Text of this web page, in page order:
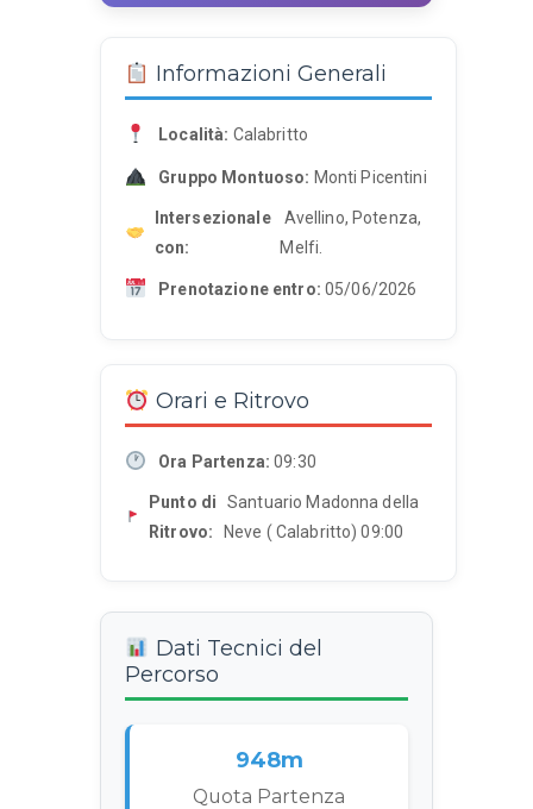
Informazioni Generali
Località: Calabritto
Gruppo Montuoso: Monti Picentini
Intersezionale
con:
Avellino, Potenza,
Melfi.
Prenotazione entro: 05/06/2026
Orari e Ritrovo
Ora Partenza: 09:30
Punto di
Ritrovo:
Santuario Madonna della
Neve ( Calabritto) 09:00
Dati Tecnici del
Percorso
948m
Quota Partenza